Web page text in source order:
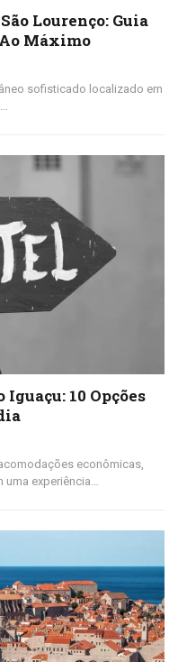
Lourenço: Guia
Máximo
sofisticado localizado em
10 Opções
econômicas,
experiência…